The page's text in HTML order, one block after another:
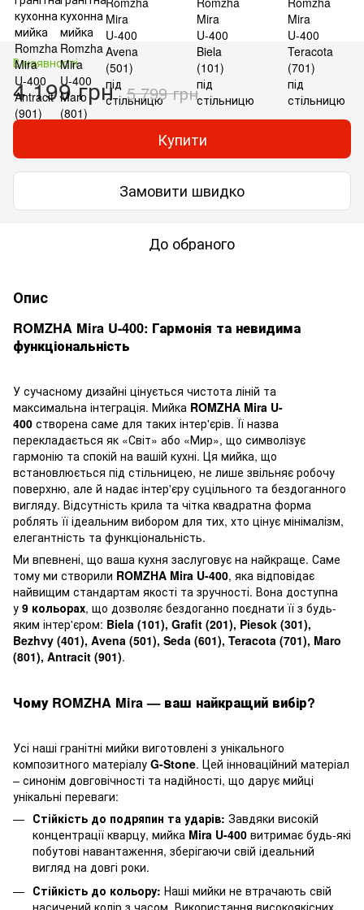
В наявності
4 199 грн 5 799 грн
Купити
Замовити швидко
До обраного
Опис
ROMZHA Mira U-400: Гармонія та невидима
функціональність
У сучасному дизайні цінується чистота ліній та
максимальна інтеграція. Мийка ROMZHA Mira U-
400 створена саме для таких інтер'єрів. Її назва
перекладається як «Світ» або «Мир», що символізує
гармонію та спокій на вашій кухні. Ця мийка, що
встановлюється під стільницею, не лише звільняє робочу
поверхню, але й надає інтер'єру суцільного та бездоганного
вигляду. Відсутність крила та чітка квадратна форма
роблять її ідеальним вибором для тих, хто цінує мінімалізм,
елегантність та функціональність.
Ми впевнені, що ваша кухня заслуговує на найкраще. Саме
тому ми створили ROMZHA Mira U-400, яка відповідає
найвищим стандартам якості та зручності. Вона доступна
у 9 кольорах, що дозволяє бездоганно поєднати її з будь-
яким інтер'єром: Biela (101), Grafit (201), Piesok (301),
Bezhvy (401), Avena (501), Seda (601), Teracota (701), Maro
(801), Antracit (901).
Чому ROMZHA Mira — ваш найкращий вибір?
Усі наші гранітні мийки виготовлені з унікального
композитного матеріалу G-Stone. Цей інноваційний матеріал
– синонім довговічності та надійності, що дарує мийці
унікальні переваги:
Стійкість до подряпин та ударів: Завдяки високій
концентрації кварцу, мийка Mira U-400 витримає будь-які
побутові навантаження, зберігаючи свій ідеальний
вигляд на довгі роки.
Стійкість до кольору: Наші мийки не втрачають свій
насичений колір з часом. Використання високоякісних